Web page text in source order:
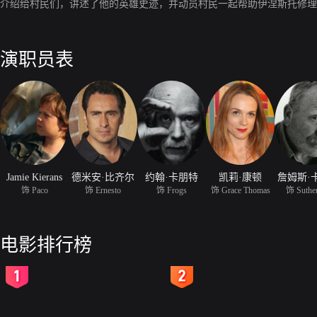
介绍给村民们，讲述了他的英雄史迹，并动员村民一起帮助伊涅斯托修
演职员表
Jamie Kierans
饰 Paco
德米安·比齐尔
饰 Ernesto
约翰·卡朋特
饰 Frogs
凯莉·康顿
饰 Grace Thomas
詹姆斯·
饰
电影排行榜